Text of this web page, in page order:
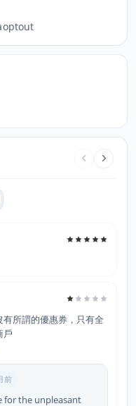
所謂的優惠券，只有全
戶
前
for the unpleasant